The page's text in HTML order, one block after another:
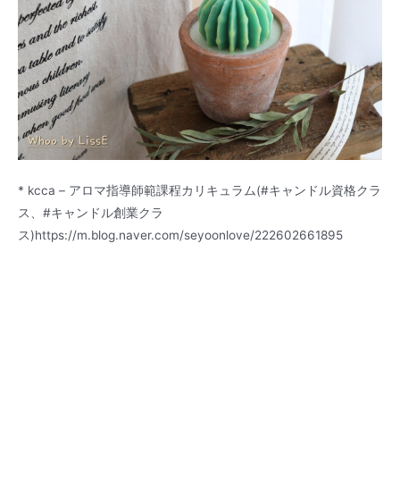
* kcca – アロマ指導師範課程カリキュラム(#キャンドル資格クラ
ス、#キャンドル創業クラ
ス)https://m.blog.naver.com/seyoonlove/222602661895